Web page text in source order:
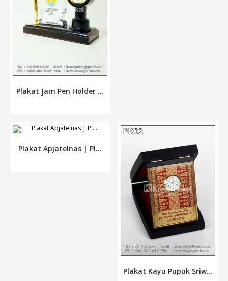
Plakat Jam Pen Holder ...
Plakat Apjatelnas | Pl...
Plakat Kayu Pupuk Sriw...